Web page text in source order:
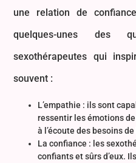
une relation de
quelques-unes des
sexothérapeutes qui
souvent :
L’empathie : ils sont
ressentir les émotions
à l’écoute des besoins
La confiance : les
confiants et sûrs d’eux.